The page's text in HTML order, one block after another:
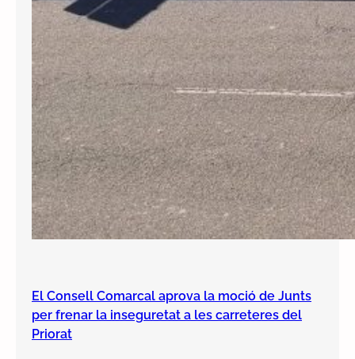
El Consell Comarcal aprova la moció de Junts
per frenar la inseguretat a les carreteres del
Priorat